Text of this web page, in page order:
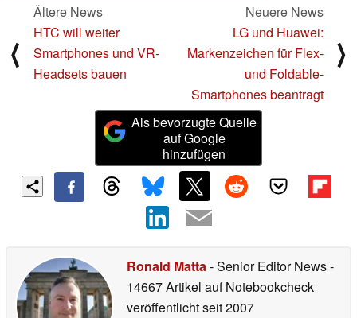
⟨
Ältere News
HTC will weiter
Smartphones und VR-
Headsets bauen
Neuere News
LG und Huawei:
Markenzeichen für Flex-
und Foldable-
Smartphones beantragt
⟩
Als bevorzugte Quelle
auf Google
hinzufügen
Ronald Matta- Senior Editor News-
14667 Artikel auf Notebookcheck
veröffentlichtseit 2007